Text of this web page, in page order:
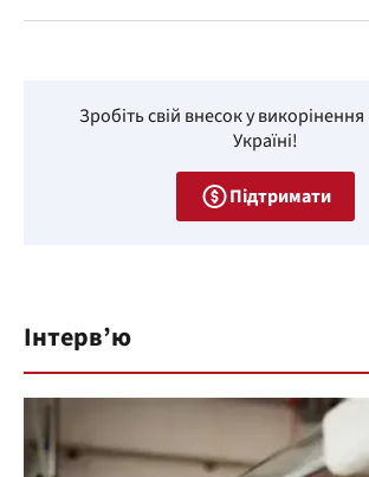
Зробіть свій внесок у викорінення
Україні!
Підтримати
Інтерв’ю